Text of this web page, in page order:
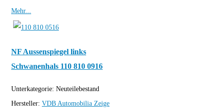
Mehr...
NF Aussenspiegel links
Schwanenhals 110 810 0916
Unterkategorie: Neuteilebestand
Hersteller: VDB Automobilia Zeige